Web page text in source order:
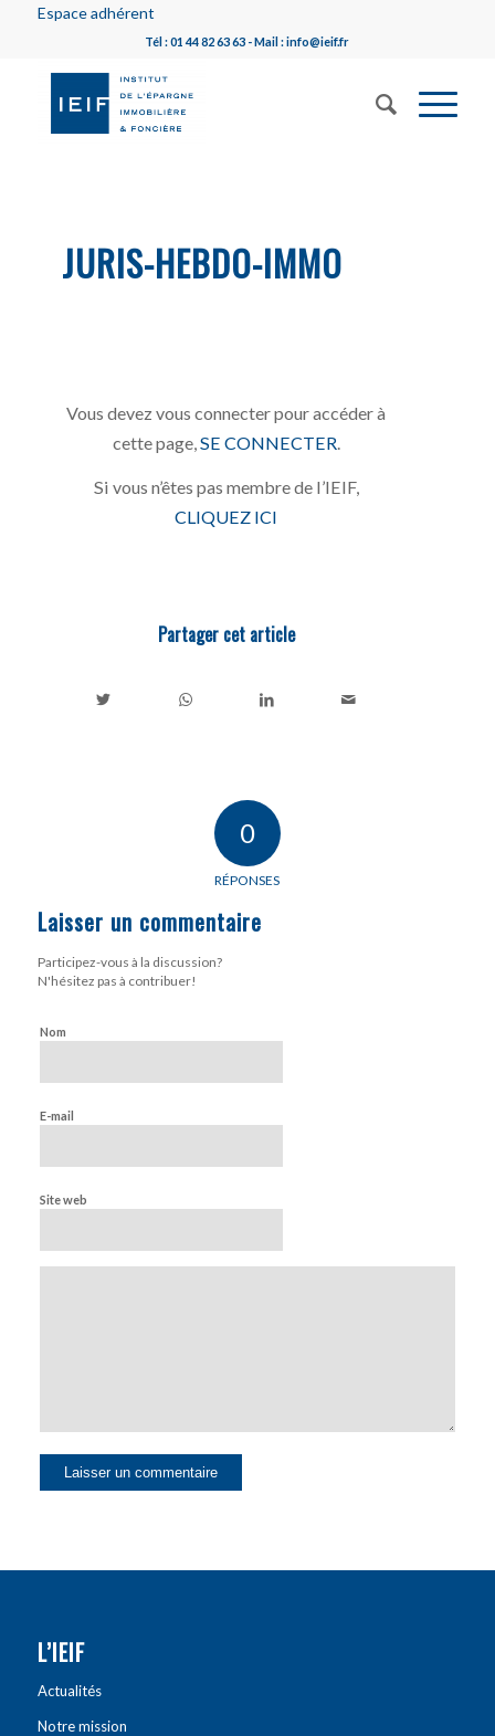
Espace adhérent
Tél : 01 44 82 63 63 - Mail : info@ieif.fr
JURIS-HEBDO-IMMO
Vous devez vous connecter pour accéder à
cette page, SE CONNECTER
Si vous n’êtes pas membre de l’IEIF,
CLIQUEZ ICI
Partager cet article
0
RÉPONSES
Laisser un commentaire
Participez-vous à la discussion?
N'hésitez pas à contribuer!
Nom
E-mail
Site web
L’IEIF
Actualités
Notre mission